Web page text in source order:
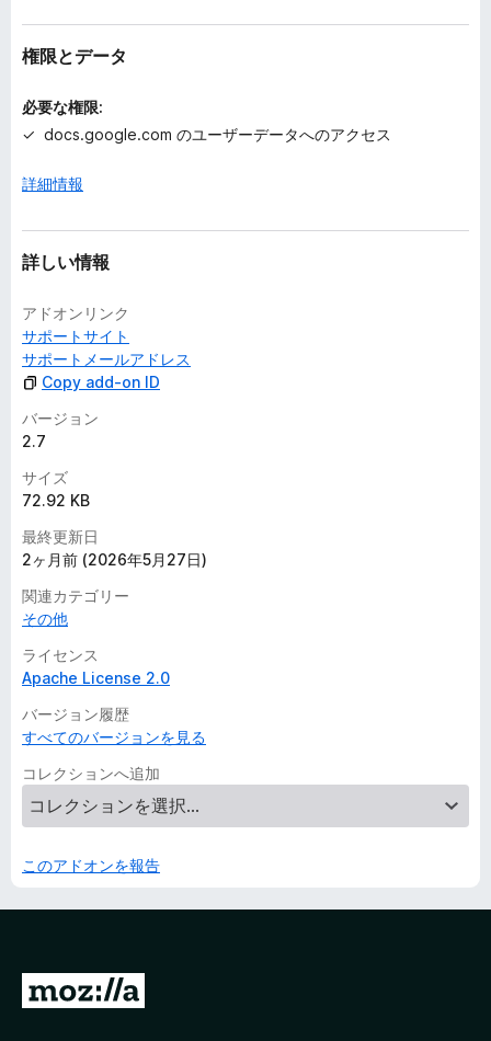
権限とデータ
必要な権限:
docs.google.com のユーザーデータへのアクセス
詳細情報
詳しい情報
アドオンリンク
サポートサイト
サポートメールアドレス
Copy add-on ID
バージョン
2.7
サイズ
72.92 KB
最終更新日
2ヶ月前 (2026年5月27日)
関連カテゴリー
その他
ライセンス
Apache License 2.0
バージョン履歴
すべてのバージョンを見る
コレクションへ追加
このアドオンを報告
M